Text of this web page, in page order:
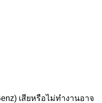
เสียหรือไม่ทำงานอาจ